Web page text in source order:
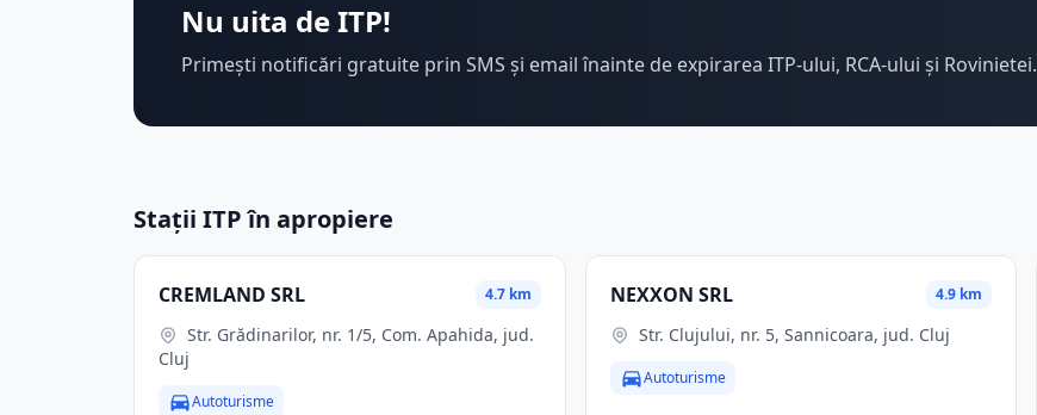
Nu uita de ITP!
Primești notificări gratuite prin SMS și email înainte de expirarea ITP-ului, RCA-ului și Rovinietei.
Stații ITP în apropiere
CREMLAND SRL 4.7 km
Cluj
Autoturisme
NEXXON SRL 4.9 km
Str. Clujului, nr. 5, Sannicoara, jud. Cluj
Autoturisme